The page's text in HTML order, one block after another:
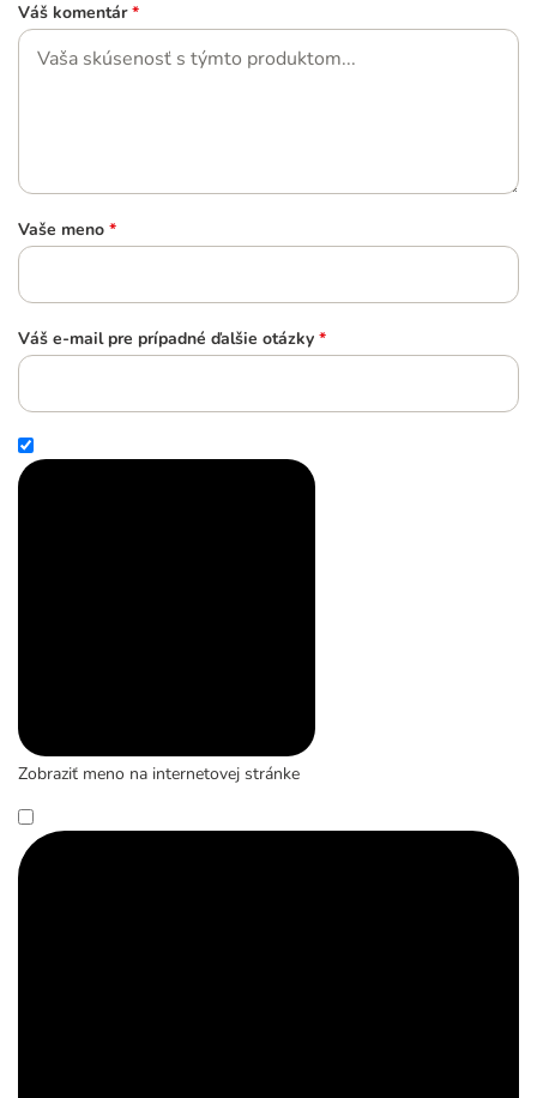
Váš komentár *
Vaše meno *
Váš e-mail pre prípadné ďalšie otázky *
Zobraziť meno na internetovej stránke